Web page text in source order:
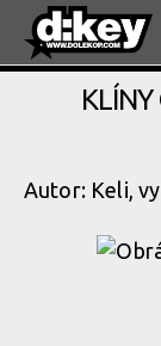
Autor: Keli,